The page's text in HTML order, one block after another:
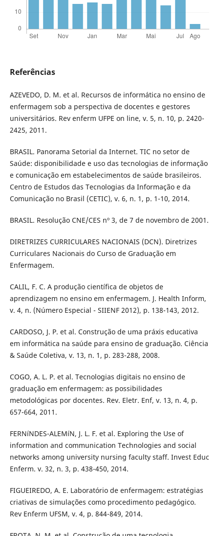
Referências
AZEVEDO, D. M. et al. Recursos de informática no ensino de
enfermagem sob a perspectiva de docentes e gestores
universitários. Rev enferm UFPE on line, v. 5, n. 10, p. 2420-
2425, 2011.
BRASIL. Panorama Setorial da Internet. TIC no setor de
Saúde: disponibilidade e uso das tecnologias de informação
e comunicação em estabelecimentos de saúde brasileiros.
Centro de Estudos das Tecnologias da Informação e da
Comunicação no Brasil (CETIC), v. 6, n. 1, p. 1-10, 2014.
BRASIL. Resolução CNE/CES nº 3, de 7 de novembro de 2001.
DIRETRIZES CURRICULARES NACIONAIS (DCN). Diretrizes
Curriculares Nacionais do Curso de Graduação em
Enfermagem.
CALIL, F. C. A produção cientí­fica de objetos de
aprendizagem no ensino em enfermagem. J. Health Inform,
v. 4, n. (Número Especial - SIIENF 2012), p. 138-143, 2012.
CARDOSO, J. P. et al. Construção de uma práxis educativa
em informática na saúde para ensino de graduação. Ciência
& Saúde Coletiva, v. 13, n. 1, p. 283-288, 2008.
COGO, A. L. P. et al. Tecnologias digitais no ensino de
graduação em enfermagem: as possibilidades
metodológicas por docentes. Rev. Eletr. Enf, v. 13, n. 4, p.
657-664, 2011.
FERNíNDES-ALEMíN, J. L. F. et al. Exploring the Use of
information and communication Technologies and social
networks among university nursing faculty staff. Invest Educ
Enferm. v. 32, n. 3, p. 438-450, 2014.
FIGUEIREDO, A. E. Laboratório de enfermagem: estratégias
criativas de simulações como procedimento pedagógico.
Rev Enferm UFSM, v. 4, p. 844-849, 2014.